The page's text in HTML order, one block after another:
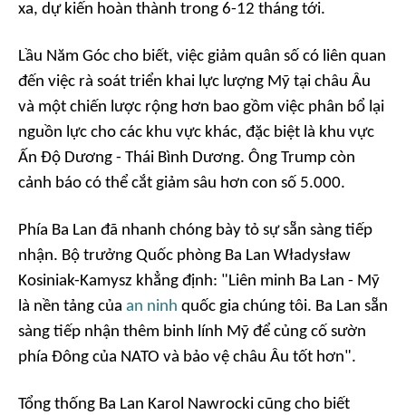
xa, dự kiến hoàn thành trong 6-12 tháng tới.
Lầu Năm Góc cho biết, việc giảm quân số có liên quan
đến việc rà soát triển khai lực lượng Mỹ tại châu Âu
và một chiến lược rộng hơn bao gồm việc phân bổ lại
nguồn lực cho các khu vực khác, đặc biệt là khu vực
Ấn Độ Dương - Thái Bình Dương. Ông Trump còn
cảnh báo có thể cắt giảm sâu hơn con số 5.000.
Phía Ba Lan đã nhanh chóng bày tỏ sự sẵn sàng tiếp
nhận. Bộ trưởng Quốc phòng Ba Lan Władysław
Kosiniak-Kamysz khẳng định: "Liên minh Ba Lan - Mỹ
là nền tảng của an ninh quốc gia chúng tôi. Ba Lan sẵn
sàng tiếp nhận thêm binh lính Mỹ để củng cố sườn
phía Đông của NATO và bảo vệ châu Âu tốt hơn".
Tổng thống Ba Lan Karol Nawrocki cũng cho biết